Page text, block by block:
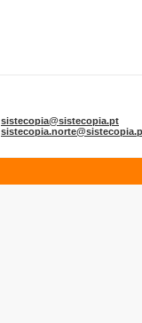
sistecopia@sistecopia.pt